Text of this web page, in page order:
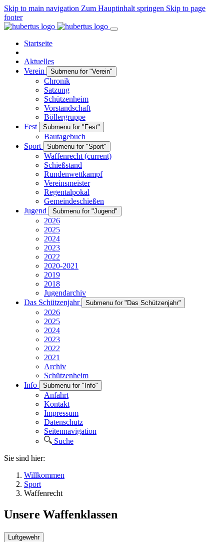
Skip to main navigation Zum Hauptinhalt springen Skip to page
footer
Startseite
Aktuelles
Verein
Submenu for "Verein"
Chronik
Satzung
Schützenheim
Vorstandschaft
Böllergruppe
Fest
Submenu for "Fest"
Bautagebuch
Sport
Submenu for "Sport"
Waffenrecht (current)
Schießstand
Rundenwettkampf
Vereinsmeister
Regentalpokal
Gemeindeschießen
Jugend
Submenu for "Jugend"
2026
2025
2024
2023
2022
2020-2021
2019
2018
Jugendarchiv
Das Schützenjahr
Submenu for "Das Schützenjahr"
2026
2025
2024
2023
2022
2021
Archiv
Schützenheim
Info
Submenu for "Info"
Anfahrt
Kontakt
Impressum
Datenschutz
Seitennavigation
Suche
Sie sind hier:
Willkommen
Sport
Waffenrecht
Unsere Waffenklassen
Luftgewehr